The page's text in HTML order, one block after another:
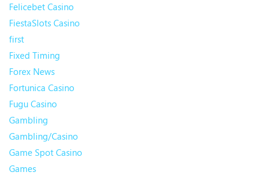
Felicebet Casino
FiestaSlots Casino
first
Fixed Timing
Forex News
Fortunica Casino
Fugu Casino
Gambling
Gambling/Casino
Game Spot Casino
Games